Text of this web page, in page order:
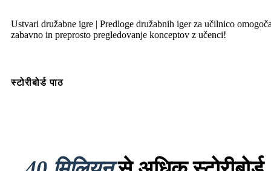
Ustvari družabne igre | Predloge družabnih iger za učilnico
zabavno in preprosto pregledovanje konceptov z učenci!
स्टोरीबोर्ड पाठ